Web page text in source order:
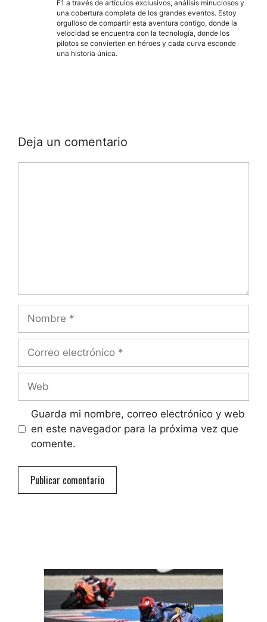
F1 a través de artículos exclusivos, análisis minuciosos y
una cobertura completa de los grandes eventos. Estoy
orgulloso de compartir esta aventura contigo, donde la
velocidad se encuentra con la tecnología, donde los
pilotos se convierten en héroes y cada curva esconde
una historia única.
Deja un comentario
electrónico
Guarda mi nombre, correo electrónico y web
en este navegador para la próxima vez que
comente.